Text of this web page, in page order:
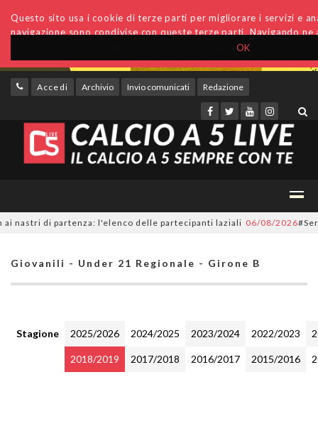
OK
Questo sito usa i cookie di terze parti per migliorare i servizi e
navigazione sono condivise con queste terze parti. Navigando
Accedi Archivio Invio comunicati Redazione
di partenza: l'elenco delle partecipanti laziali 06/08/2026
Giovanili - Under 21 Regionale - Girone B
Stagione 2025/2026 2024/2025 2023/2024 2022/2023
2018/2019 2017/2018 2016/2017 2015/2016